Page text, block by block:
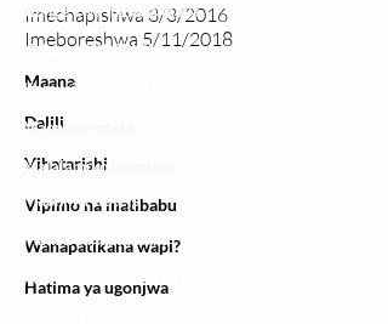
Imechapishwa 3/3/2016
Imeboreshwa 5/11/2018
Maana
Dalili
Vihatarishi
Vipimo na matibabu
Wanapatikana wapi?
Hatima ya ugonjwa
Jiunge kwa makala mpya
Kuhusu ULY CLINIC
Kamusi ya ULY CLINIC
Maoni ya mteja
Malalamiko ya mteja
Maoni ya wateja
Mahali tunapatikana
Makundi mengine ya